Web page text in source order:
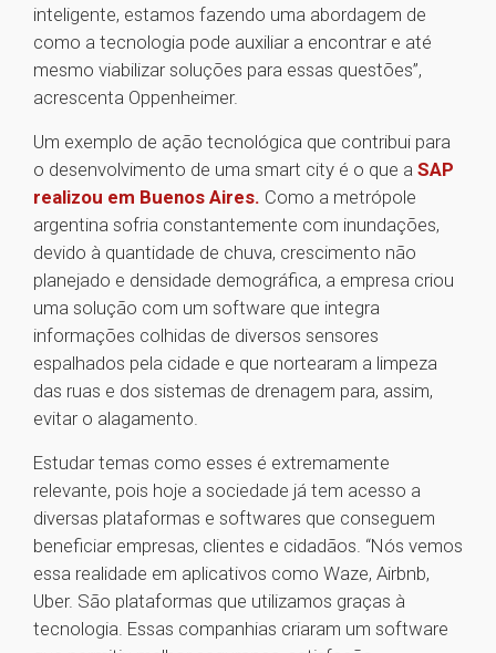
inteligente, estamos fazendo uma abordagem de
como a tecnologia pode auxiliar a encontrar e até
mesmo viabilizar soluções para essas questões”,
acrescenta Oppenheimer.
Um exemplo de ação tecnológica que contribui para
o desenvolvimento de uma smart city é o que a SAP
realizou em Buenos Aires. Como a metrópole
argentina sofria constantemente com inundações,
devido à quantidade de chuva, crescimento não
planejado e densidade demográfica, a empresa criou
uma solução com um software que integra
informações colhidas de diversos sensores
espalhados pela cidade e que nortearam a limpeza
das ruas e dos sistemas de drenagem para, assim,
evitar o alagamento.
Estudar temas como esses é extremamente
relevante, pois hoje a sociedade já tem acesso a
diversas plataformas e softwares que conseguem
beneficiar empresas, clientes e cidadãos. “Nós vemos
essa realidade em aplicativos como Waze, Airbnb,
Uber. São plataformas que utilizamos graças à
tecnologia. Essas companhias criaram um software